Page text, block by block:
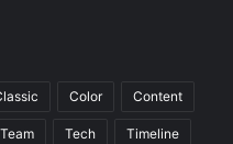
Color Content
Team Tech Timeline